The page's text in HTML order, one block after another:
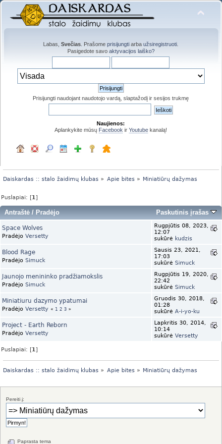
Labas,Svečias . Prašomeprisijungti arbaužsiregistruoti
Pasigedote savo aktyvacijos laiško?
Prisijungti naudojant naudotojo vardą, slaptažodį ir sesijos trukmę
Naujienos:
Aplankykite mūsų Facebook irYoutube kanalą!
Daiskardas :: stalo žaidimų klubas » Apie bites» Miniatiūrų dažymas
Puslapiai: [1 ]
Antraštė /Pradėjo Paskutinis įrašas
Space Wolves
PradėjoVersetty
Rugpjūtis 08, 2023,
12:07
sukūrė kudzis
Blood Rage
PradėjoSimuck
Sausis 23, 2021,
17:03
sukūrėSimuck
Jaunojo menininko pradžiamokslis
PradėjoSimuck
Rugpjūtis 19, 2020,
22:42
sukūrėSimuck
Miniatiuru dazymo ypatumai
PradėjoVersetty « 1 2 3 »
Gruodis 30, 2018,
01:28
sukūrėA-i-yo-ku
Project - Earth Reborn
PradėjoVersetty
Lapkritis 30, 2014,
10:14
sukūrėVersetty
Puslapiai: [1 ]
Daiskardas :: stalo žaidimų klubas » Apie bites» Miniatiūrų dažymas
Pereiti į:
Paprasta tema